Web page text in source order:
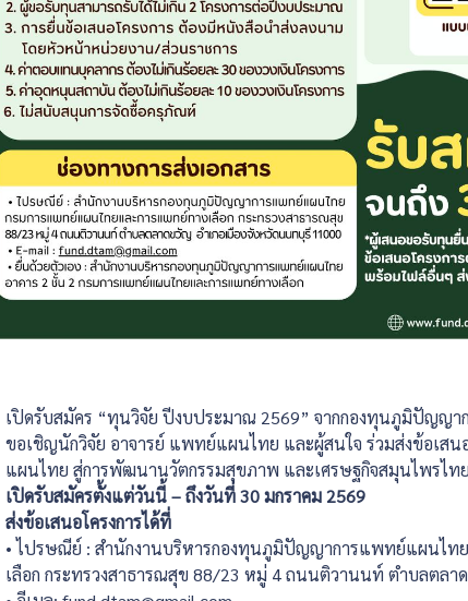
เปิดรับสมัคร “ทุนวิจัย ปีงบประมาณ 2569” จากกองทุนภูมิปัญญ
ขอเชิญนักวิจัย อาจารย์ แพทย์แผนไทย และผู้สนใจ ร่วมส่งข้อเส
แผนไทย สู่การพัฒนานวัตกรรมสุขภาพ และเศรษฐกิจสมุนไพรไท
เปิดรับสมัครตั้งแต่วันนี้ – ถึงวันที่ 30 มกราคม 2569
ส่งข้อเสนอโครงการได้ที่
• ไปรษณีย์ : สำนักงานบริหารกองทุนภูมิปัญญาการแพทย์แผนไ
เลือก กระทรวงสาธารณสุข 88/23 หมู่ 4 ถนนติวานนท์ ตำบลตลา